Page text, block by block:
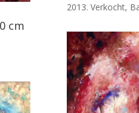
cm
2013. Verkocht,